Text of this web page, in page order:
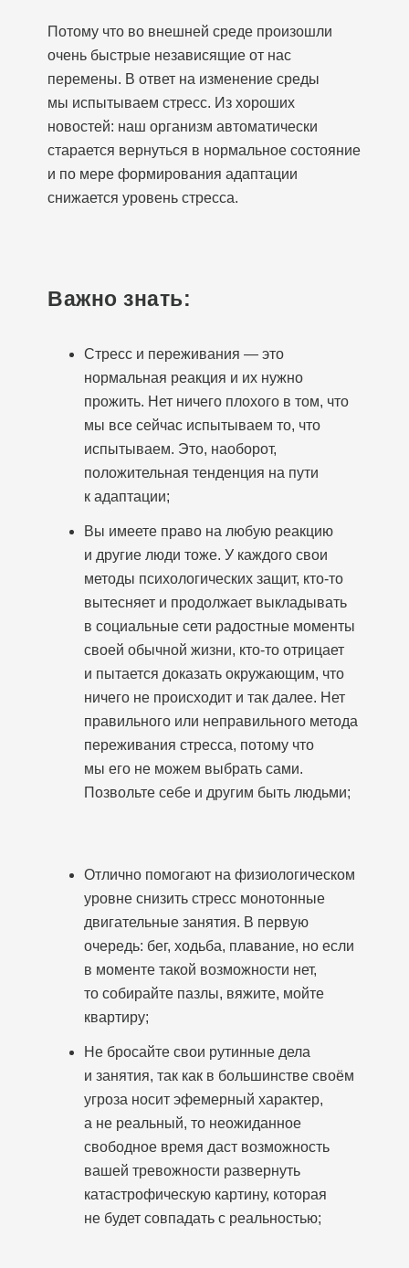
Важно знать:
Потому что во внешней среде произошли
очень быстрые независящие от нас
перемены. В ответ на изменение среды
мы испытываем стресс. Из хороших
новостей: наш организм автоматически
старается вернуться в нормальное состояние
и по мере формирования адаптации
снижается уровень стресса.
Стресс и переживания — это
нормальная реакция и их нужно
прожить. Нет ничего плохого в том, что
мы все сейчас испытываем то, что
испытываем. Это, наоборот,
положительная тенденция на пути
к адаптации;
Вы имеете право на любую реакцию
и другие люди тоже. У каждого свои
методы психологических защит, кто-то
вытесняет и продолжает выкладывать
в социальные сети радостные моменты
своей обычной жизни, кто-то отрицает
и пытается доказать окружающим, что
ничего не происходит и так далее. Нет
правильного или неправильного метода
переживания стресса, потому что
мы его не можем выбрать сами.
Позвольте себе и другим быть людьми;
Отлично помогают на физиологическом
уровне снизить стресс монотонные
двигательные занятия. В первую
очередь: бег, ходьба, плавание, но если
в моменте такой возможности нет,
то собирайте пазлы, вяжите, мойте
квартиру;
Не бросайте свои рутинные дела
и занятия, так как в большинстве своём
угроза носит эфемерный характер,
а не реальный, то неожиданное
свободное время даст возможность
вашей тревожности развернуть
катастрофическую картину, которая
не будет совпадать с реальностью;